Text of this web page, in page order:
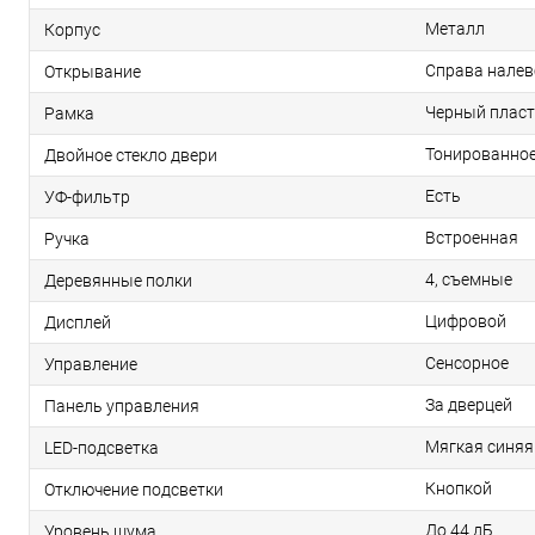
Корпус Металл
Открывание Справа
Рамка Черный
Двойное стекло двери
УФ-фильтр Есть
Ручка Встроенная
Деревянные полки 4, съемные
Дисплей Цифровой
Управление Сенсорное
Панель управления За дверцей
LED-подсветка Мягкая синяя
Отключение подсветки Кнопкой
Уровень шума До 44 дБ